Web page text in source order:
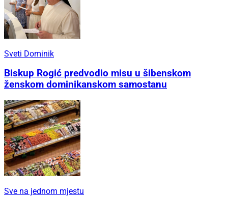
Sveti Dominik
Biskup Rogić predvodio misu u šibenskom
ženskom dominikanskom samostanu
Sve na jednom mjestu